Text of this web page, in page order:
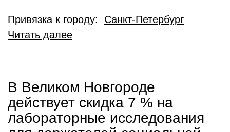
Привязка к городу: Санкт-Петербург
Читать далее
В Великом Новгороде
действует скидка 7 % на
лабораторные исследования